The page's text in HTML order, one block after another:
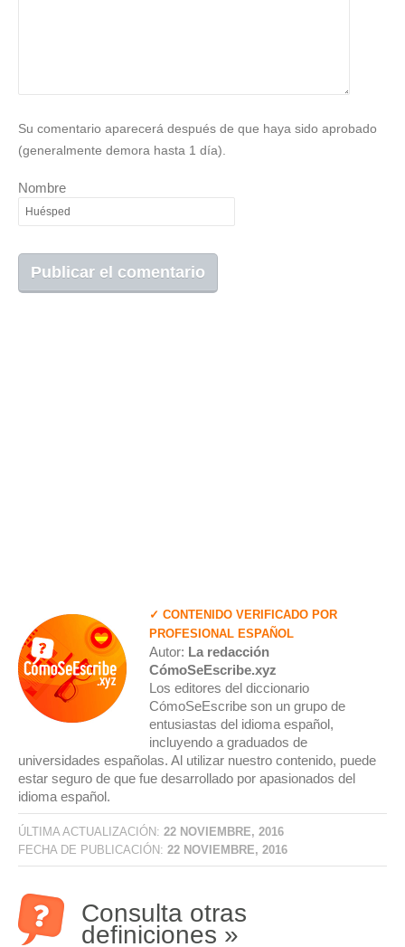
Su comentario aparecerá después de que haya sido aprobado
(generalmente demora hasta 1 día).
Nombre
✓ CONTENIDO VERIFICADO POR
PROFESIONAL ESPAÑOL
Autor: La redacción
CómoSeEscribe.xyz
Los editores del diccionario
CómoSeEscribe son un grupo de
entusiastas del idioma español,
incluyendo a graduados de
universidades españolas. Al utilizar nuestro contenido, puede
estar seguro de que fue desarrollado por apasionados del
idioma español.
ÚLTIMA ACTUALIZACIÓN: 22 NOVIEMBRE, 2016
FECHA DE PUBLICACIÓN: 22 NOVIEMBRE, 2016
Consulta otras
definiciones »